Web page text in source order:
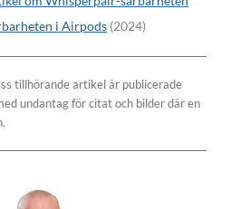
i Airpods (2024)
tillhörande artikel är publicerade
undantag för citat och bilder där en